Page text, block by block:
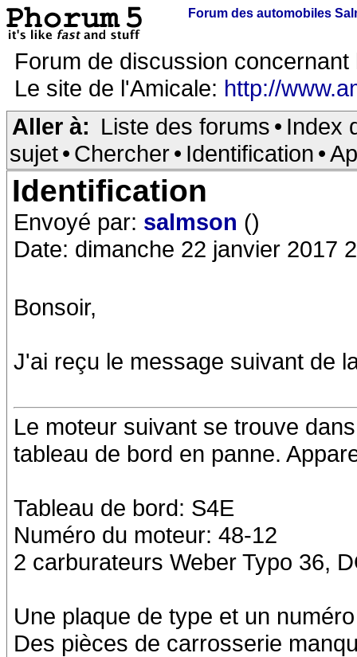
Forum des automobiles
Forum de discussion
Le site de l'Amicale: http://
Aller à: Liste des forums • Index
sujet• Chercher• Identification •
Identification
Envoyé par: salmson ()
Date: dimanche 22 janvier 2017
Bonsoir,
J'ai reçu le message suivant de
Le moteur suivant se trouve
tableau de bord en panne.
Tableau de bord: S4E
Numéro du moteur: 48-12
2 carburateurs Weber Typo 36,
Une plaque de type et un
Des pièces de carrosserie